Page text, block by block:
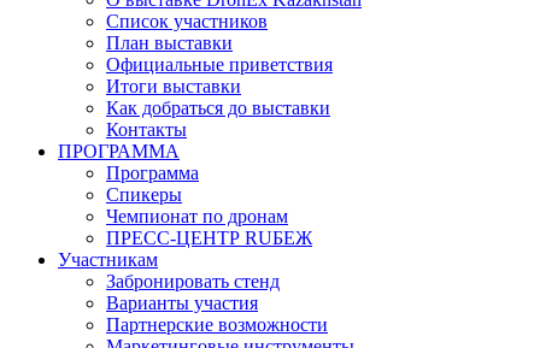
Список участников
План выставки
Официальные приветствия
Итоги выставки
Как добраться до выставки
Контакты
ПРОГРАММА
Программа
Спикеры
Чемпионат по дронам
ПРЕСС-ЦЕНТР RUБЕЖ
Участникам
Забронировать стенд
Варианты участия
Партнерские возможности